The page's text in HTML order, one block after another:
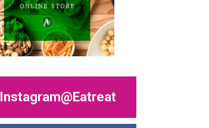
Instagram@Eatreat